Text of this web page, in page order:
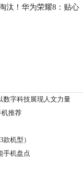
数字科技展现人文力量
推荐
机型）
手机盘点